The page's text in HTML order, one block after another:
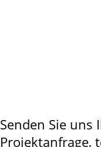
Senden Sie uns
Projektanfrage,